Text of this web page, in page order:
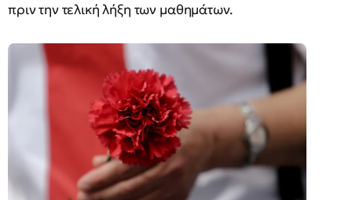
πριν την τελική λήξη των μαθημάτων.